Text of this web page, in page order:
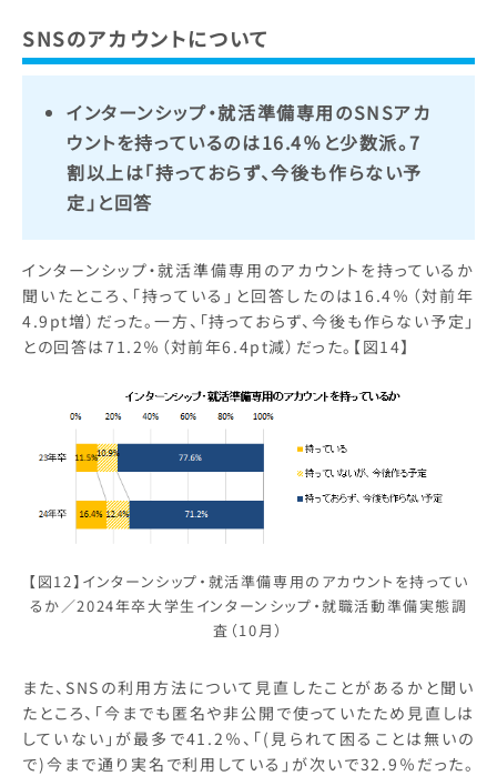
SNSのアカウントについて
インターンシップ・就活準備専用のSNSアカ
ウントを持っているのは16.4％と少数派。7
割以上は「持っておらず、今後も作らない予
定」と回答
インターンシップ・就活準備専用のアカウントを持っているか
聞いたところ、「持っている」と回答したのは16.4％（対前年
4.9pt増）だった。一方、「持っておらず、今後も作らない予定」
との回答は71.2％（対前年6.4pt減）だった。【図14】
【図12】インターンシップ・就活準備専用のアカウントを持ってい
るか／2024年卒大学生インターンシップ・就職活動準備実態調
査（10月）
また、SNSの利用方法について見直したことがあるかと聞い
たところ、「今までも匿名や非公開で使っていたため見直しは
していない」が最多で41.2％、「(見られて困ることは無いの
で)今まで通り実名で利用している」が次いで32.9％だった。